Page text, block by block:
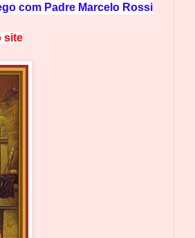
com Padre Marcelo Rossi
site